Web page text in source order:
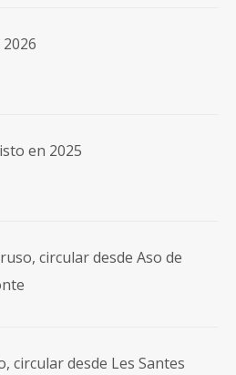
en 2025
circular desde Aso de
circular desde Les Santes